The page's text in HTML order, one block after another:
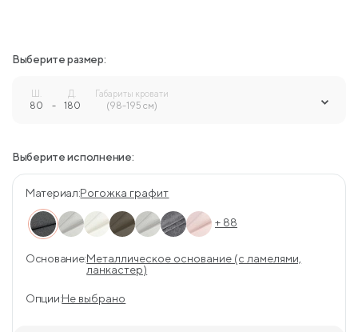
Выберите размер:
Ш.
80 -
Д.
180
Габариты кровати
(98-195 см)
Выберите исполнение:
Материал:Рогожка графит
+ 88
Основание:Металлическое основание (с ламелями,
ланкастер)
Опции:Не выбрано